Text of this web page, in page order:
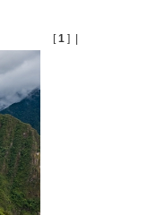
[1 ] |